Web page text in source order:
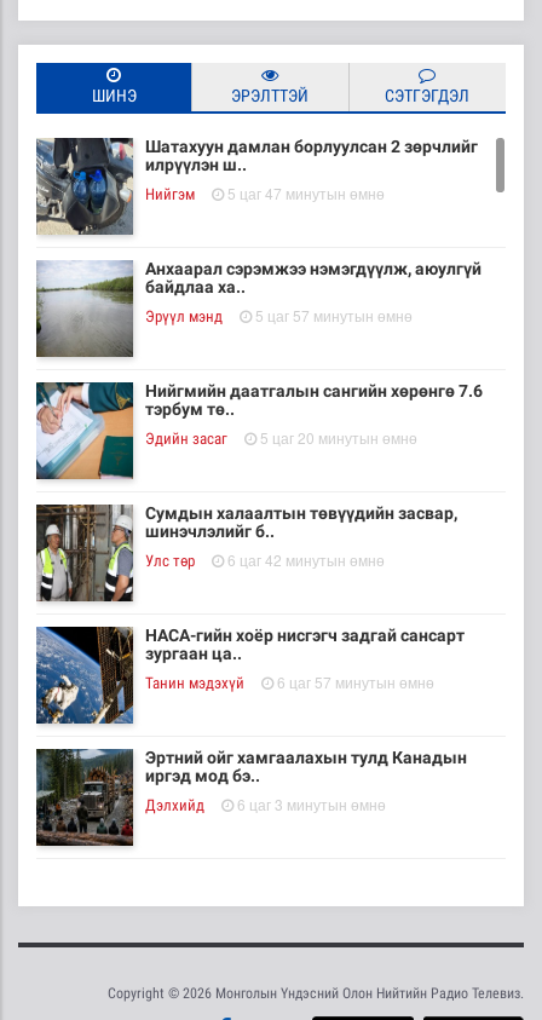
ШИНЭ ЭРЭЛТТЭЙ СЭТГЭГДЭЛ
Шатахуун дамлан борлуулсан 2 зөрчлийг
илрүүлэн ш..
Нийгэм 5 цаг 47 минутын өмнө
Анхаарал сэрэмжээ нэмэгдүүлж, аюулгүй
байдлаа ха..
Эрүүл мэнд 5 цаг 57 минутын өмнө
Нийгмийн даатгалын сангийн хөрөнгө 7.6
тэрбум тө..
Эдийн засаг 5 цаг 20 минутын өмнө
Сумдын халаалтын төвүүдийн засвар,
шинэчлэлийг б..
Улс төр 6 цаг 42 минутын өмнө
НАСА-гийн хоёр нисгэгч задгай сансарт
зургаан ца..
Танин мэдэхүй 6 цаг 57 минутын өмнө
Эртний ойг хамгаалахын тулд Канадын
иргэд мод бэ..
Дэлхийд 6 цаг 3 минутын өмнө
Кибер халдлага, зөрчлийг E-Mongolia
Copyright © 2026 Монголын Үндэсний Олон Нийтийн Радио Телевиз.